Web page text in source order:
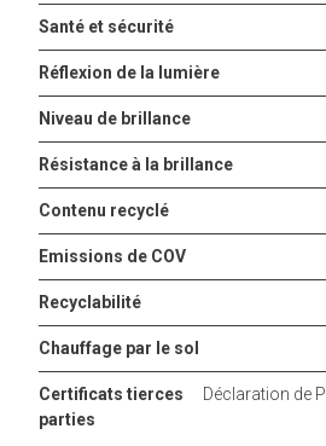
Santé et sécurité
Réflexion de la lumière
Niveau de brillance
Résistance à la brillance
Contenu recyclé
Emissions de COV
Recyclabilité
Chauffage par le sol
Certificats tierces
parties
Déclaration de